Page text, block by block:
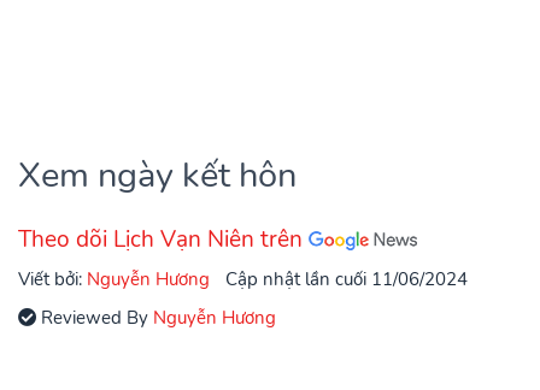
Xem ngày kết hôn
Theo dõi Lịch Vạn Niên trên
Viết bởi: Nguyễn Hương
Cập nhật lần cuối 11/06/2024
Reviewed By Nguyễn Hương